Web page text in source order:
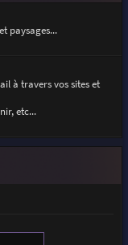
paysages...
à travers vos sites et
etc...